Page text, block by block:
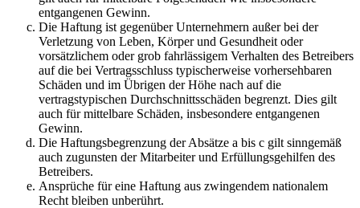
entgangenen Gewinn.
Die Haftung ist gegenüber Unternehmern außer bei der
Verletzung von Leben, Körper und Gesundheit oder
vorsätzlichem oder grob fahrlässigem Verhalten des Betreibers
auf die bei Vertragsschluss typischerweise vorhersehbaren
Schäden und im Übrigen der Höhe nach auf die
vertragstypischen Durchschnittsschäden begrenzt. Dies gilt
auch für mittelbare Schäden, insbesondere entgangenen
Gewinn.
Die Haftungsbegrenzung der Absätze a bis c gilt sinngemäß
auch zugunsten der Mitarbeiter und Erfüllungsgehilfen des
Betreibers.
Ansprüche für eine Haftung aus zwingendem nationalem
Recht bleiben unberührt.